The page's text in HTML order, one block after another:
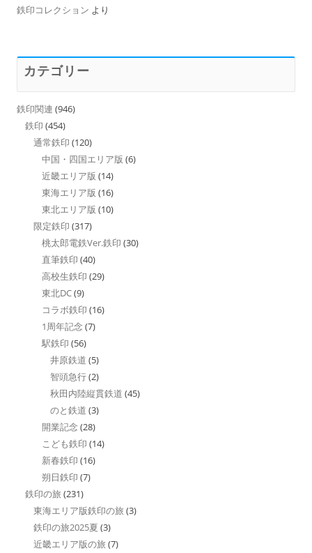
鉄印コレクション より
カテゴリー
鉄印関連 (946)
鉄印 (454)
通常鉄印 (120)
中国・四国エリア版 (6)
近畿エリア版 (14)
東海エリア版 (16)
東北エリア版 (10)
限定鉄印 (317)
桃太郎電鉄Ver.鉄印 (30)
直筆鉄印 (40)
高校生鉄印 (29)
東北DC(9)
コラボ鉄印 (16)
1周年記念 (7)
駅鉄印 (56)
井原鉄道 (5)
智頭急行(2)
秋田内陸縦貫鉄道 (45)
のと鉄道 (3)
開業記念 (28)
こども鉄印 (14)
新春鉄印 (16)
朔日鉄印 (7)
鉄印の旅 (231)
東海エリア版鉄印の旅 (3)
鉄印の旅2025夏 (3)
近畿エリア版の旅 (7)